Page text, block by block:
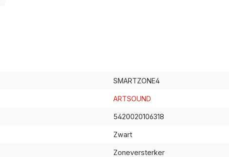
SMARTZONE4
ARTSOUND
5420020106318
Zwart
Zoneversterker